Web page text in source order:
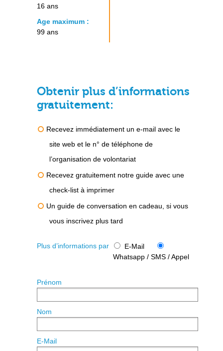
16 ans
Age maximum :
99 ans
Obtenir plus d’informations
gratuitement:
Recevez immédiatement un e-mail avec le
site web et le n° de téléphone de
l’organisation de volontariat
Recevez gratuitement notre guide avec une
check-list à imprimer
Un guide de conversation en cadeau, si vous
vous inscrivez plus tard
Plus d’informations par
E-Mail
Whatsapp / SMS / Appel
Prénom
Nom
E-Mail